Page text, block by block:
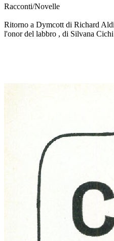
Racconti/Novelle
Ritorno a Dymcott di Richard
l'onor del labbro , di Silvana Cichi